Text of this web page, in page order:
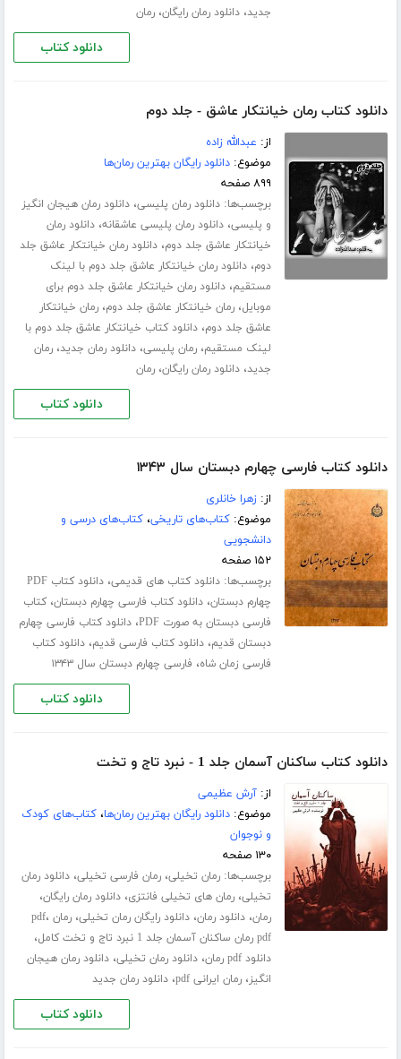
جدید،دانلود رمان رایگان،رمان
دانلود کتاب
دانلود کتاب رمان خیانتکار عاشق - جلد دوم
از: عبدالله زاده
موضوع:دانلود رایگان بهترین رمان‌ها
۸۹۹ صفحه
برچسب‌ها:دانلود رمان پلیسی،دانلود رمان هیجان انگیز
و پلیسی،دانلود رمان پلیسی عاشقانه،دانلود رمان
خیانتکار عاشق جلد دوم،دانلود رمان خیانتکار عاشق جلد
دوم،دانلود رمان خیانتکار عاشق جلد دوم با لینک
مستقیم،دانلود رمان خیانتکار عاشق جلد دوم برای
موبایل،رمان خیانتکار عاشق جلد دوم،رمان خیانتکار
عاشق جلد دوم،دانلود کتاب خیانتکار عاشق جلد دوم با
لینک مستقیم،رمان پلیسی،دانلود رمان جدید،رمان
جدید،دانلود رمان رایگان،رمان
دانلود کتاب
دانلود کتاب فارسی چهارم دبستان سال ۱۳۴۳
از:زهرا خانلری
موضوع:کتاب‌های تاریخی،کتاب‌های درسی و
دانشجویی
۱۵۲ صفحه
برچسب‌ها:دانلود کتاب های قدیمی،
دانلود کتاب PDF
چهارم دبستان،دانلود کتاب فارسی چهارم دبستان،کتاب
فارسی دبستان به صورت PDF
،دانلود کتاب فارسی چهارم
دبستان قدیم،دانلود کتاب فارسی قدیم،دانلود کتاب
فارسی زمان شاه، فارسی چهارم دبستان سال ۱۳۴۳
دانلود کتاب
دانلود کتاب ساکنان آسمان جلد 1 - نبرد تاج و تخت
از:آرش عظیمی
موضوع:دانلود رایگان بهترین رمان‌ها،کتاب‌های کودک
و نوجوان
۱۳۰ صفحه
برچسب‌ها:رمان تخیلی،رمان فارسی تخیلی،دانلود رمان
تخیلی،رمان های تخیلی فانتزی،دانلود رمان رایگان،
رمان،دانلود رمان،دانلود رایگان رمان تخیلی،رمان pdf ،
pdf رمان ساکنان آسمان جلد 1 نبرد تاج و تخت کامل ،
دانلود pdf رمان ،دانلود رمان تخیلی،دانلود رمان هیجان
انگیز،رمان ایرانی pdf ،دانلود رمان جدید
دانلود کتاب